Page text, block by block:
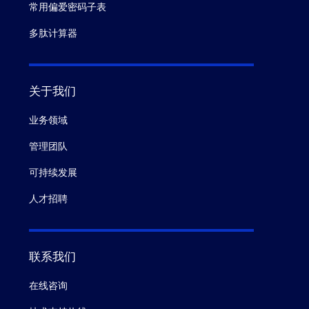
常用偏爱密码子表
多肽计算器
关于我们
业务领域
管理团队
可持续发展
人才招聘
联系我们
在线咨询